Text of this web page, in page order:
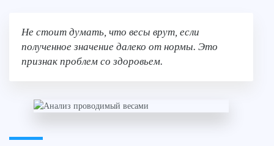
Не стоит думать, что весы врут, если
полученное значение далеко от нормы. Это
признак проблем со здоровьем.